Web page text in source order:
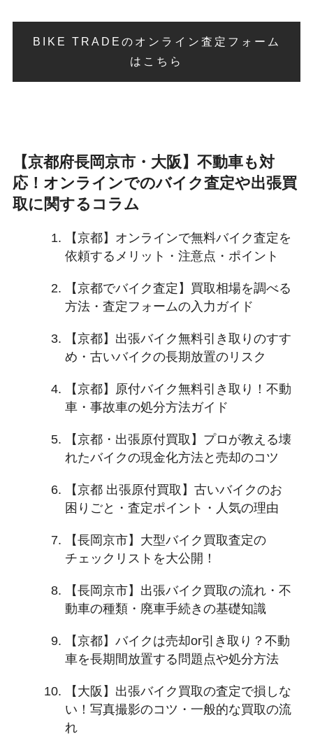
BIKE TRADEのオンライン査定フォーム
はこちら
【京都府長岡京市・大阪】不動車も対
応！オンラインでのバイク査定や出張買
取に関するコラム
【京都】オンラインで無料バイク査定を
依頼するメリット・注意点・ポイント
【京都でバイク査定】買取相場を調べる
方法・査定フォームの入力ガイド
【京都】出張バイク無料引き取りのすす
め・古いバイクの長期放置のリスク
【京都】原付バイク無料引き取り！不動
車・事故車の処分方法ガイド
【京都・出張原付買取】プロが教える壊
れたバイクの現金化方法と売却のコツ
【京都 出張原付買取】古いバイクのお
困りごと・査定ポイント・人気の理由
【長岡京市】大型バイク買取査定の
チェックリストを大公開！
【長岡京市】出張バイク買取の流れ・不
動車の種類・廃車手続きの基礎知識
【京都】バイクは売却or引き取り？不動
車を長期間放置する問題点や処分方法
【大阪】出張バイク買取の査定で損しな
い！写真撮影のコツ・一般的な買取の流
れ